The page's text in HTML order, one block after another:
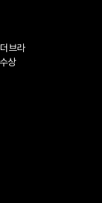
브라
상